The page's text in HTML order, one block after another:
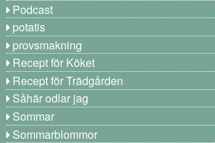
Podcast
potatis
provsmakning
Recept för Köket
Recept för Trädgården
Såhär odlar jag
Sommar
Sommarblommor